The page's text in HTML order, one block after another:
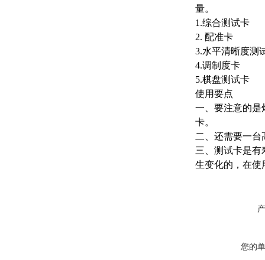
量
1.综合测试卡
2. 配准卡
3.水平清晰度测
4.调制度卡
5.棋盘测试卡
使用要点
一 、要注意的
卡。
二、还需要一
三、测试卡是
生变化的，在使
您的